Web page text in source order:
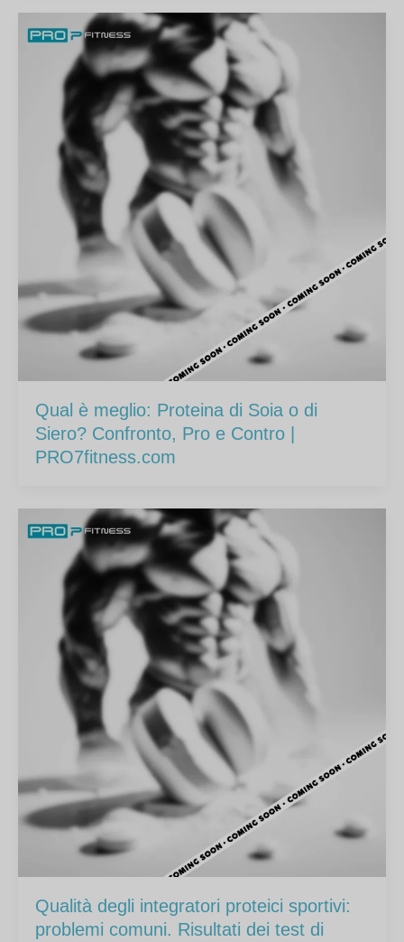
Qual è meglio: Proteina di Soia o di
Siero? Confronto, Pro e Contro |
PRO7fitness.com
Qualità degli integratori proteici sportivi:
problemi comuni. Risultati dei test di